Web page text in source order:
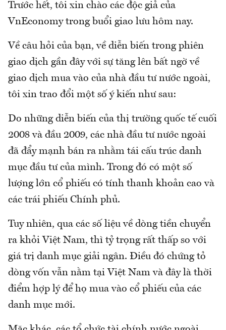
Trước hết, tôi xin chào các độc giả của
VnEconomy trong buổi giao lưu hôm nay.
Về câu hỏi của bạn, về diễn biến trong phiên
giao dịch gần đây với sự tăng lên bất ngờ về
giao dịch mua vào của nhà đầu tư nước ngoài,
tôi xin trao đổi một số ý kiến như sau:
Do những diễn biến của thị trường quốc tế cuối
2008 và đầu 2009, các nhà đầu tư nước ngoài
đã đẩy mạnh bán ra nhằm tái cấu trúc danh
mục đầu tư của mình. Trong đó có một số
lượng lớn cổ phiếu có tính thanh khoản cao và
các trái phiếu Chính phủ.
Tuy nhiên, qua các số liệu về dòng tiền chuyển
ra khỏi Việt Nam, thì tỷ trọng rất thấp so với
giá trị danh mục giải ngân. Điều đó chứng tỏ
dòng vốn vẫn nằm tại Việt Nam và đây là thời
điểm hợp lý để họ mua vào cổ phiếu của các
danh mục mới.